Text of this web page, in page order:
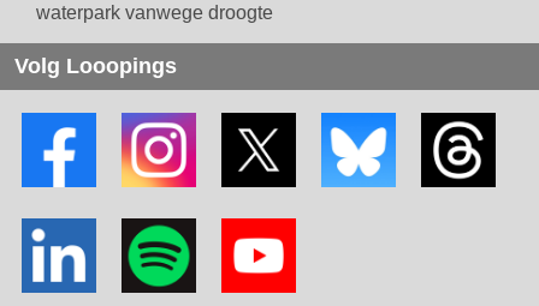
waterpark vanwege droogte
Volg Looopings